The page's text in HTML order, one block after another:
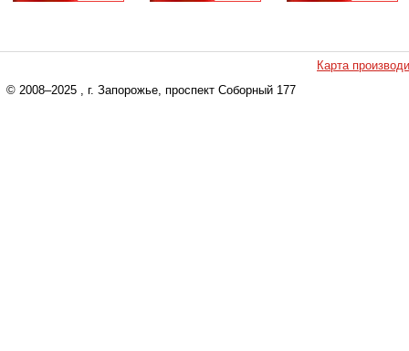
Карта
© 2008–2025 , г. Запорожье, проспект Соборный 177